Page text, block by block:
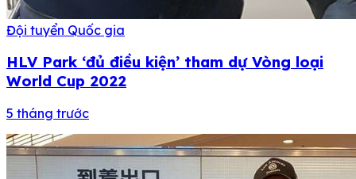
Đội tuyển Quốc gia
HLV Park ‘đủ điều kiện’ tham dự Vòng loại
World Cup 2022
5 tháng trước